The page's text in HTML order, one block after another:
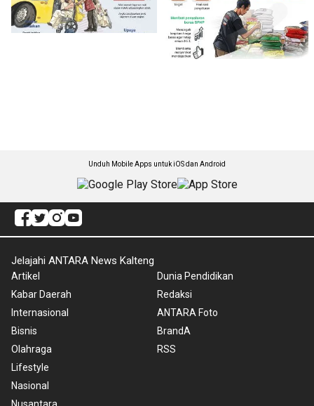
Unduh Mobile Apps untuk iOS dan Android
Jelajahi ANTARA News Kalteng
Artikel
Kabar Daerah
Internasional
Bisnis
Olahraga
Lifestyle
Nasional
Dunia Pendidikan
Redaksi
ANTARA Foto
BrandA
RSS